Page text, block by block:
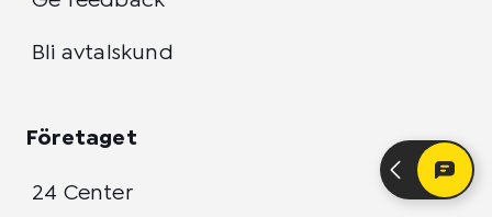
Bli avtalskund
Företaget
24 Center